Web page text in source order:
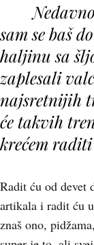
sam se baš
haljinu sa
zaplesali
najsretnijih
će takvih
krećem
Radit ću od devet
artikala i radit ću
znaš ono,